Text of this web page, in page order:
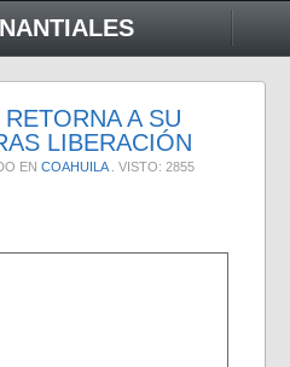
A SU
LIBERACIÓN
EN COAHUILA. VISTO: 2855